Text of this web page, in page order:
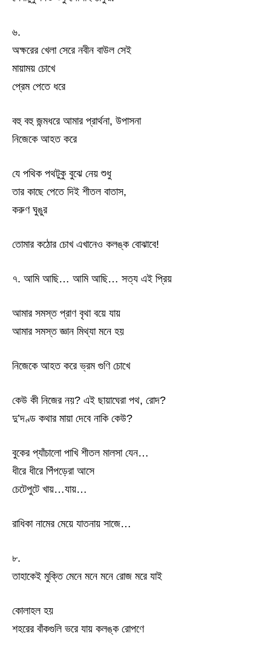
৬.
অক্ষরের খেলা সেরে নবীন বাউল সেই
মায়াময় চোখে
প্রেম পেতে ধরে
বহু বহু জন্মধরে আমার প্রার্থনা, উপাসনা
নিজেকে আহত করে
যে পথিক পথটুকু বুঝে নেয় শুধু
তার কাছে পেতে দিই শীতল বাতাস,
করুণ ঘুঙুর
তোমার কঠোর চোখ এখানেও কলঙ্ক বোঝাবে!
৭. আমি আছি… আমি আছি… সত্য এই প্রিয়
আমার সমস্ত প্রাণ বৃথা বয়ে যায়
আমার সমস্ত জ্ঞান মিথ্যা মনে হয়
নিজেকে আহত করে ভ্রম গুণি চোখে
কেউ কী নিজের নয়? এই ছায়াঘেরা পথ, রোদ?
দু’দণ্ড কথার মায়া দেবে নাকি কেউ?
বুকের প্যাঁচালো পাখি শীতল মালসা যেন…
ধীরে ধীরে পিঁপড়েরা আসে
চেটেপুটে খায়…যায়…
রাধিকা নামের মেয়ে যাতনায় সাজে…
৮.
তাহাকেই মুক্তি মেনে মনে মনে রোজ মরে যাই
কোলাহল হয়
শহরের বাঁকগুলি ভরে যায় কলঙ্ক রোপণে